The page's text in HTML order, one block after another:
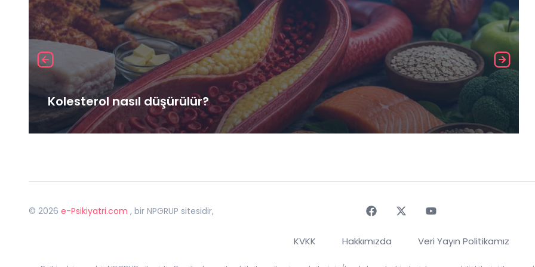
Kolesterol nasıl düşürülür?
© 2026 e-Psikiyatri.com , bir NPGRUP sitesidir,
KVKK Hakkımızda Veri Yayın Politikamız